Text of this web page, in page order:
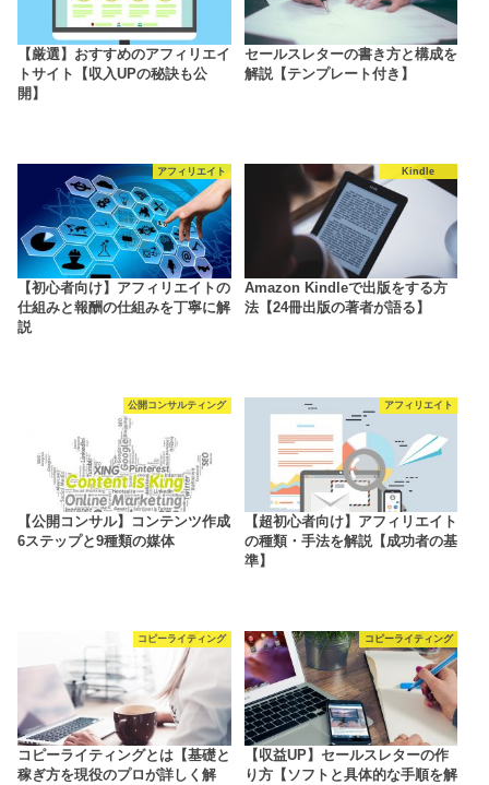
【厳選】おすすめのアフィリエイ
トサイト【収入UPの秘訣も公
開】
セールスレターの書き方と構成を
解説【テンプレート付き】
アフィリエイト
【初心者向け】アフィリエイトの
仕組みと報酬の仕組みを丁寧に解
説
Kindle
Amazon Kindleで出版をする方
法【24冊出版の著者が語る】
公開コンサルティング
【公開コンサル】コンテンツ作成
6ステップと9種類の媒体
アフィリエイト
【超初心者向け】アフィリエイト
の種類・手法を解説【成功者の基
準】
コピーライティング
コピーライティングとは【基礎と
稼ぎ方を現役のプロが詳しく解
コピーライティング
【収益UP】セールスレターの作
り方【ソフトと具体的な手順を解